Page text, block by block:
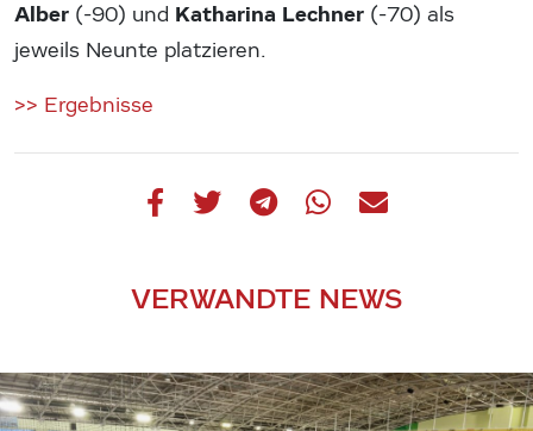
Alber (-90) und Katharina Lechner (-70) als
jeweils Neunte platzieren.
>> Ergebnisse
VERWANDTE NEWS